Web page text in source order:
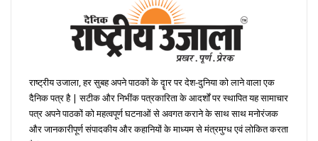
राष्ट्रीय उजाला, हर सुबह अपने पाठकों के दॄार पर देश-दुनिया को लाने वाला एक
दैनिक पत्र है | सटीक और निभींक पत्रकारिता के आदर्शों पर स्थापित यह सामाचार
पत्र अपने पाठकों को महत्वपूर्ण घटनाओं से अवगत कराने के साथ साथ मनोरंजक
और जानकारीपूर्ण संपादकीय और कहानियों के माध्यम से मंत्रमुग्ध एवं लोकित करता